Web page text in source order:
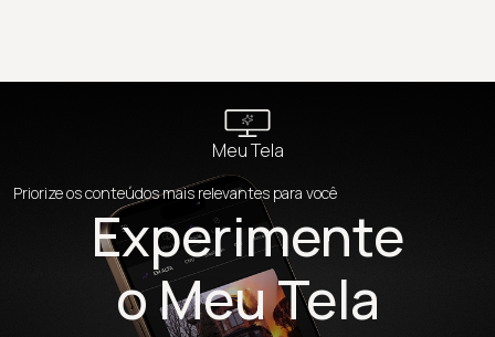
Meu Tela
Priorize os conteúdos mais relevantes para você
Experimente
o Meu Tela